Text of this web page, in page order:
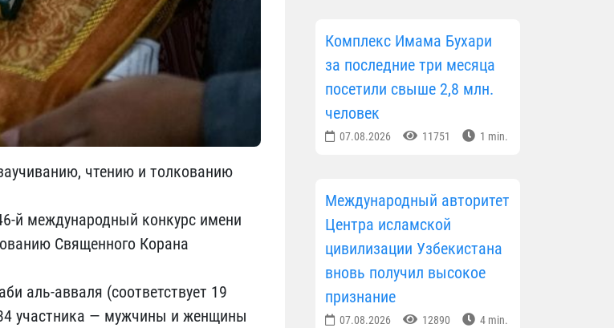
чтению и толкованию
й международный конкурс имени
Священного Корана
аль-авваля (соответствует 19
участника — мужчины и женщины
Комплекс Имама Бухари
за последние три месяца
посетили свыше 2,8 млн.
человек
07.08.2026 11751 1 min.
Международный авторитет
Центра исламской
цивилизации Узбекистана
вновь получил высокое
признание
07.08.2026 12890 4 min.